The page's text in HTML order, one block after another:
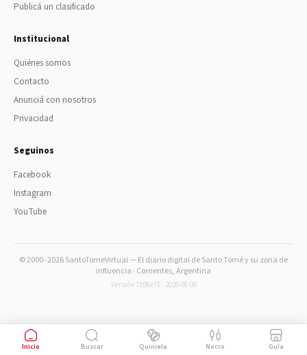
Publicá un clasificado
Institucional
Quiénes somos
Contacto
Anunciá con nosotros
Privacidad
Seguinos
Facebook
Instagram
YouTube
© 2000–2026 SantoTomeVirtual — El diario digital de Santo Tomé y su zona de
influencia · Corrientes, Argentina
Versión 7b98e71 · 2026-08-06
Inicio Buscar Quiniela Necro Guía